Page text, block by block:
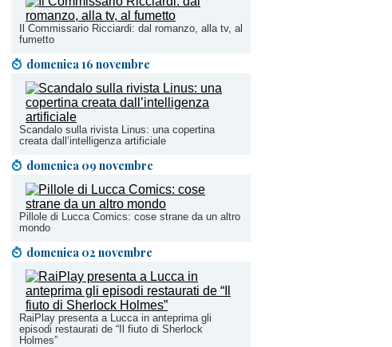
Il Commissario Ricciardi: dal romanzo, alla tv, al
fumetto
domenica 16 novembre
Scandalo sulla rivista Linus: una copertina
creata dall’intelligenza artificiale
domenica 09 novembre
Pillole di Lucca Comics: cose strane da un altro
mondo
domenica 02 novembre
RaiPlay presenta a Lucca in anteprima gli
episodi restaurati de “Il fiuto di Sherlock
Holmes”